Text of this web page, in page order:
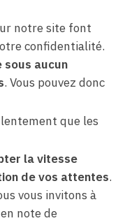
notre site font
confidentialité.
sous aucun
. Vous pouvez donc
que les
la vitesse
de vos attentes.
vous invitons à
note de